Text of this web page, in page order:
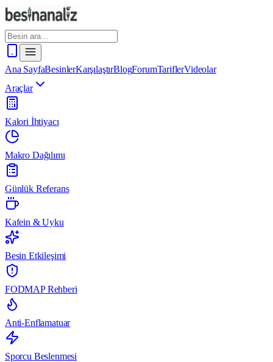
Ana SayfaBesinlerKarşılaştırBlogForumTariflerVideolar
Araçlar
Kalori İhtiyacı
Makro Dağılımı
Günlük Referans
Kafein & Uyku
Besin Etkileşimi
FODMAP Rehberi
Anti-Enflamatuar
Sporcu Beslenmesi